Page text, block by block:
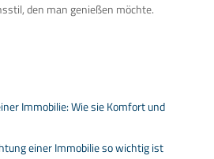
den man genießen möchte.
Immobilie: Wie sie Komfort und
einer Immobilie so wichtig ist